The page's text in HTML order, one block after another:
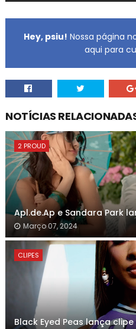
Hey, psiu! Nossa página
aqui para
NOTÍCIAS
2 PROUD
Apl.de.Ap e Sandara Park
Março 07, 2024
CLIPES
Black Eyed Peas lança clipe